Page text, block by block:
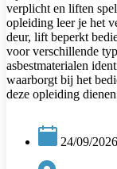
verplicht en liften
opleiding leer je het
deur, lift beperkt
voor verschillende
asbestmaterialen
waarborgt bij het
deze opleiding
24/09/2026